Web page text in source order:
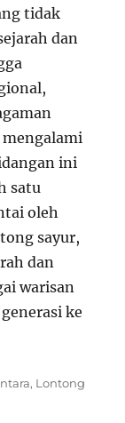
tidak
dan
ini
satu
oleh
sayur,
dan
warisan
ke
, Lontong